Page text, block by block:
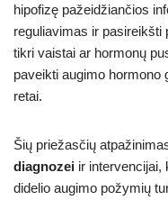
hipofizę pažeidžiančios
reguliavimas ir pasireikšti
tikri vaistai ar hormonų
paveikti augimo hormono
retai.
Šių priežasčių
diagnozei ir intervencijai,
didelio augimo požymių